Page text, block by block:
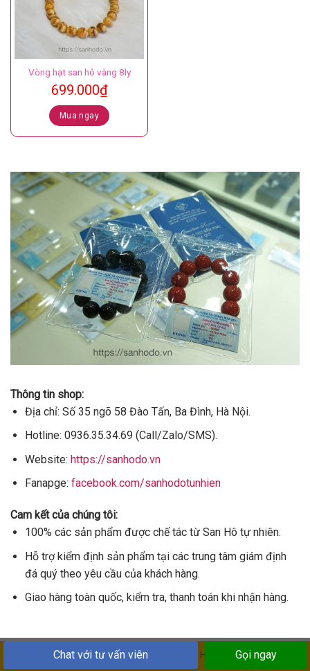
Vòng hạt san hô vàng 8ly
699.000₫
Mua ngay
Thông tin shop:
Địa chỉ: Số 35 ngõ 58 Đào Tấn, Ba Đình, Hà Nội.
Hotline: 0936.35.34.69 (Call/Zalo/SMS).
Website: https://sanhodo.vn
Fanapge: facebook.com/sanhodotunhien
Cam kết của chúng tôi:
100% các sản phẩm được chế tác từ San Hô tự nhiên.
Hỗ trợ kiểm định sản phẩm tại các trung tâm giám định
đá quý theo yêu cầu của khách hàng.
Giao hàng toàn quốc, kiểm tra, thanh toán khi nhận hàng.
Bản quyền thuộc2026 ©https://sanhodo.vn . Hotline: 0936.35.34.69
Chat với tư vấn viên Gọi ngay